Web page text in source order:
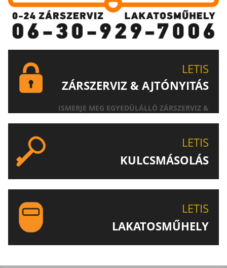
LETIS
ZÁRSZERVIZ & AJTÓNYITÁS
ISMERJE MEG EGYEDÜLÁLLÓ ZÁRSZERVIZ &
LETIS
KULCSMÁSOLÁS
LETIS
LAKATOSMŰHELY